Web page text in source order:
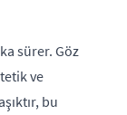
sürer. Göz
ve
bu